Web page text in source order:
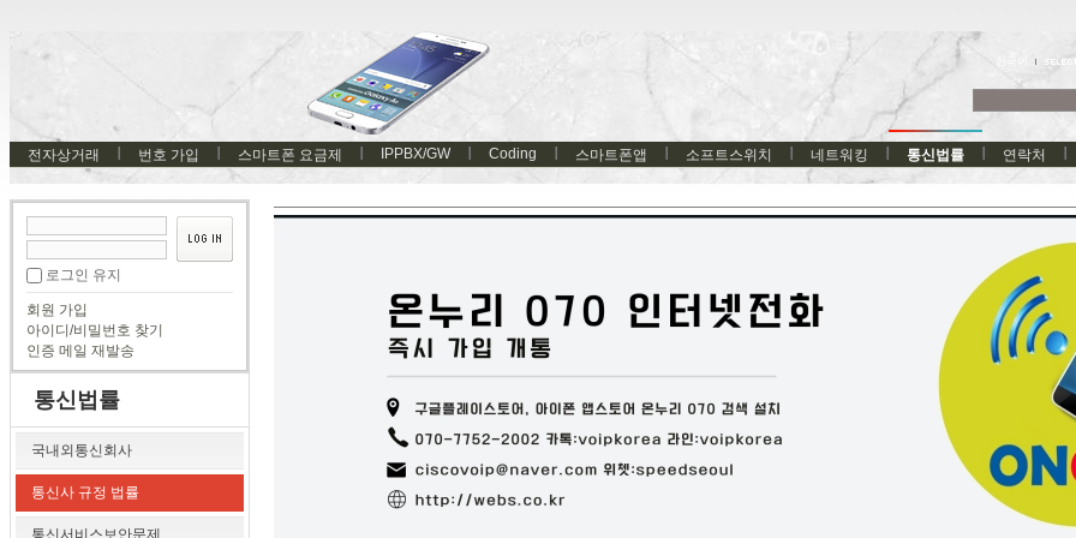
전자상거래 번호 가입 스마트폰 요금제 IPPBX/GW Coding 스마트폰앱 소프트스위치 네트워킹 통신법률 연락처
로그인 유지
회원 가입
아이디/비밀번호 찾기
인증 메일 재발송
통신법률
국내외통신회사
통신사 규정 법률
통신서비스보안문제